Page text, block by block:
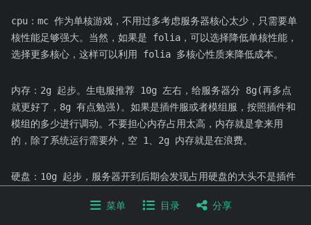
cpu：mc 作为单核游戏，不用过多考虑服务器核心太少，只需要单
核性能足够强大。当然，如果是 folia，可以选择降低单核性能，
选择更多核心，这样可以利用 folia 多核心性质来降低成本。
内存：2g 起步。生电服推荐 10g 左右，给服务器分 8g(再多点
就更好了，8g 有点勉强)。如果是插件服或者模组服，按照插件和
模组的多少进行调动。不要担心内存占用太高，内存就是拿来用
的，除了系统运行需要外，空 1、2g 内存就是在浪费。
硬盘：10g 起步，服务器开到后期会发现占用硬盘的大头不是插件
菜单 目录 分享